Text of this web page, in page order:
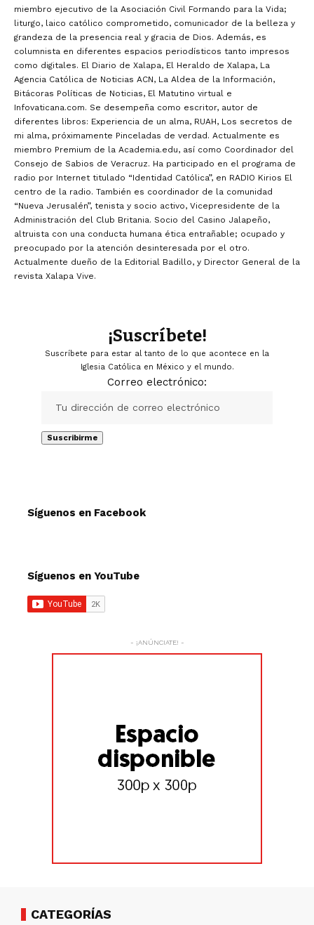
miembro ejecutivo de la Asociación Civil Formando para la Vida;
liturgo, laico católico comprometido, comunicador de la belleza y
grandeza de la presencia real y gracia de Dios. Además, es
columnista en diferentes espacios periodísticos tanto impresos
como digitales. El Diario de Xalapa, El Heraldo de Xalapa, La
Agencia Católica de Noticias ACN, La Aldea de la Información,
Bitácoras Políticas de Noticias, El Matutino virtual e
Infovaticana.com. Se desempeña como escritor, autor de
diferentes libros: Experiencia de un alma, RUAH, Los secretos de
mi alma, próximamente Pinceladas de verdad. Actualmente es
miembro Premium de la Academia.edu, así como Coordinador del
Consejo de Sabios de Veracruz. Ha participado en el programa de
radio por Internet titulado “Identidad Católica”, en RADIO Kirios El
centro de la radio. También es coordinador de la comunidad
“Nueva Jerusalén”, tenista y socio activo, Vicepresidente de la
Administración del Club Britania. Socio del Casino Jalapeño,
altruista con una conducta humana ética entrañable; ocupado y
preocupado por la atención desinteresada por el otro.
Actualmente dueño de la Editorial Badillo, y Director General de la
revista Xalapa Vive.
¡Suscríbete!
Suscríbete para estar al tanto de lo que acontece en la
Iglesia Católica en México y el mundo.
Correo electrónico:
Síguenos en Facebook
Síguenos en YouTube
- ¡ANÚNCIATE! -
CATEGORÍAS